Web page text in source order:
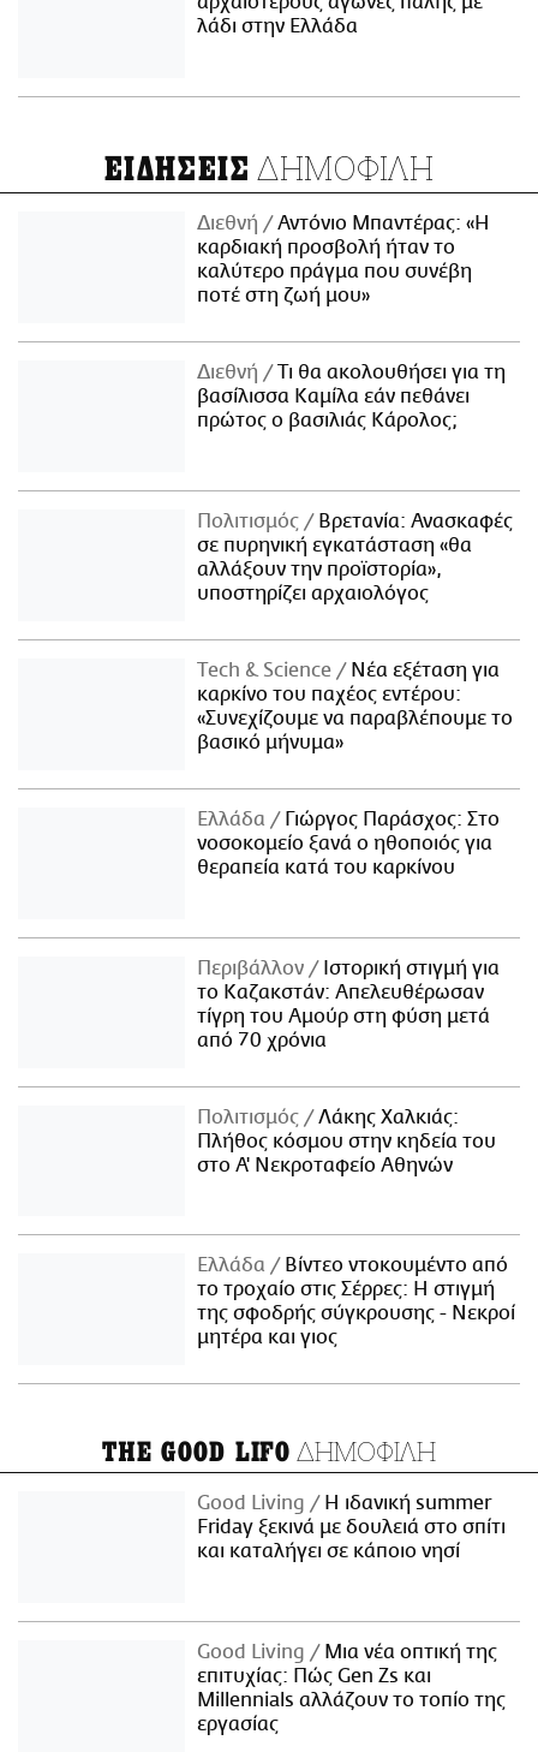
λάδι στην Ελλάδα
ΕΙΔΗΣΕΙΣ ΔΗΜΟΦΙΛΗ
Διεθνή
Αντόνιο Μπαντέρας: «Η
καρδιακή προσβολή ήταν το
καλύτερο πράγμα που συνέβη
ποτέ στη ζωή μου»
Διεθνή
Τι θα ακολουθήσει για τη
βασίλισσα Καμίλα εάν πεθάνει
πρώτος ο βασιλιάς Κάρολος;
Πολιτισμός
Βρετανία: Ανασκαφές
σε πυρηνική εγκατάσταση «θα
αλλάξουν την προϊστορία»,
υποστηρίζει αρχαιολόγος
Τech & Science
Νέα εξέταση για
καρκίνο του παχέος εντέρου:
«Συνεχίζουμε να παραβλέπουμε το
βασικό μήνυμα»
Ελλάδα
Γιώργος Παράσχος: Στο
νοσοκομείο ξανά ο ηθοποιός για
θεραπεία κατά του καρκίνου
Περιβάλλον
Ιστορική στιγμή για
το Καζακστάν: Απελευθέρωσαν
τίγρη του Αμούρ στη φύση μετά
από 70 χρόνια
Πολιτισμός
Λάκης Χαλκιάς:
Πλήθος κόσμου στην κηδεία του
στο Α' Νεκροταφείο Αθηνών
Ελλάδα
Βίντεο ντοκουμέντο από
το τροχαίο στις Σέρρες: Η στιγμή
της σφοδρής σύγκρουσης - Νεκροί
μητέρα και γιος
THE GOOD LIFO ΔΗΜΟΦΙΛΗ
Good Living
Η ιδανική summer
Friday ξεκινά με δουλειά στο σπίτι
και καταλήγει σε κάποιο νησί
Good Living
Μια νέα οπτική της
επιτυχίας: Πώς Gen Zs και
Millennials αλλάζουν το τοπίο της
εργασίας